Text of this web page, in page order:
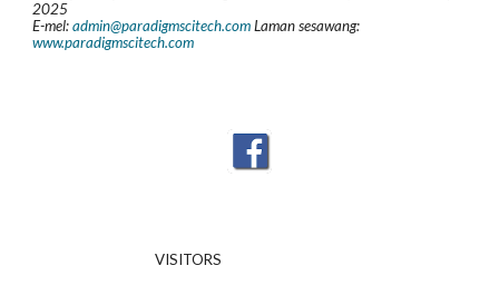
2025
E-mel:admin@paradigmscitech.com Laman sesawang:
www.paradigmscitech.com
VISITORS